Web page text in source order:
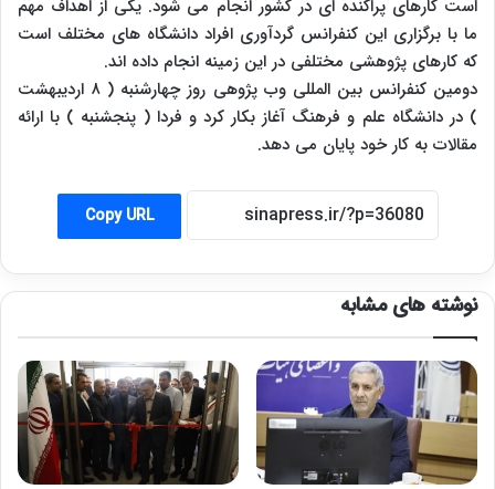
است کارهای پراکنده ای در کشور انجام می شود. یکی از اهداف مهم
ما با برگزاری این کنفرانس گردآوری افراد دانشگاه های مختلف است
که کارهای پژوهشی مختلفی در این زمینه انجام داده اند.
دومین کنفرانس بین المللی وب پژوهی روز چهارشنبه ( ۸ اردیبهشت
) در دانشگاه علم و فرهنگ آغاز بکار کرد و فردا ( پنجشنبه ) با ارائه
مقالات به کار خود پایان می دهد.
Copy URL
نوشته های مشابه